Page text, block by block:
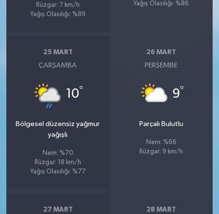
Rüzgar: 7 km/h
Yağış Olasılığı: %89
Yağış Olasılığı: %86
25 MART
ÇARŞAMBA
10°
Bölgesel düzensiz yağmur
yağışlı
Nem: %70
Rüzgar: 18 km/h
Yağış Olasılığı: %77
26 MART
PERŞEMBE
9°
Parçalı Bulutlu
Nem: %66
Rüzgar: 9 km/h
27 MART 28 MART